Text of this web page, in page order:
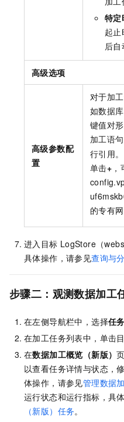
特定
起
后自
高级选项
高级参数配
置
对于加
如数据
键值对
加工语
行引用。
单击+
的专有
进入目标 LogStore（
具体操作，请参见查询与
步骤二：观测数据加工
在左侧导航栏中，选择任
在加工任务列表中，单击
在数据加工概览（新版）
以查看任务详情与状态，
体操作，请参见管理数据
运行状态和运行指标，具
（新版）任务。